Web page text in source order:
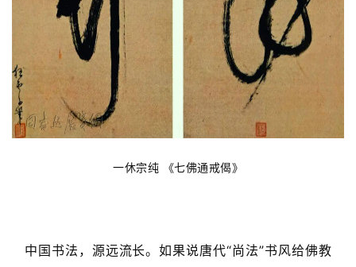
一休宗纯 《七佛通戒偈》
中国书法，源远流长。如果说唐代“尚法”书风给佛教